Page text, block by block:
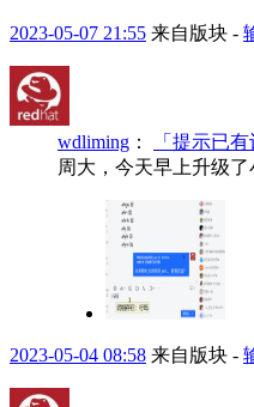
2023-05-07 21:55 来自版块 -
wdliming ：
「提示已
周大，今天早上升级
2023-05-04 08:58 来自版块 -